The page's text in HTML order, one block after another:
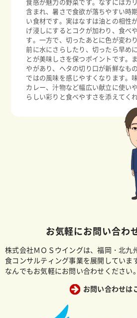
食感が魅力の野菜です。なすにはカ
含まれ、暑さで食欲が落ちやすい時
い食材です。実はなすは油との相性
げ浸しにするとコクが加わり、食べ
す。一方で、切ったあとに色が変わ
前に水にさらしたり、切ったら早め
とが美味しさを保つポイントです。
やがあり、ヘタの切り口が新鮮なも
ではの風味を感じやすくなります。
カレー、汁物など幅広い献立に使い
らしい彩りと食べやすさを添えてく
お気軽にお問い合わ
株式会社ＭＯＳウイングは、福岡・北九
食コンサルティング事業を展開していま
なんでもお気軽にお問い合わせください。
お問い合わせは